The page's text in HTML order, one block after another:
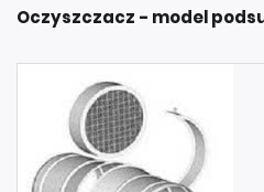
Oczyszczacz - model